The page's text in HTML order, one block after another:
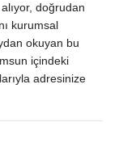
doğrudan
kurumsal
okuyan bu
içindeki
adresinize